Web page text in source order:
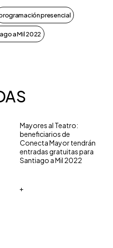
presencial
a Mil 2022
Mayores al Teatro:
beneficiarios de
Conecta Mayor tendrán
entradas gratuitas para
Santiago a Mil 2022
+